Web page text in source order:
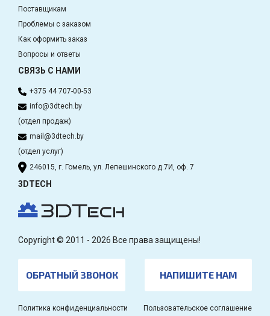
Поставщикам
Проблемы с заказом
Как оформить заказ
Вопросы и ответы
СВЯЗЬ С НАМИ
+375 44 707-00-53
info@3dtech.by
(отдел продаж)
mail@3dtech.by
(отдел услуг)
246015, г. Гомель, ул. Лепешинского д.7И, оф. 7
3DTECH
Copyright © 2011 - 2026 Все права защищены!
ОБРАТНЫЙ ЗВОНОК НАПИШИТЕ НАМ
Политика конфиденциальности Пользовательское соглашение